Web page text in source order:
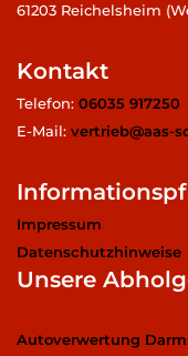
61203 Reichelsheim
Kontakt
Telefon: 06035 917250
E-Mail: vertrieb@aas-
Impressum
Datenschutzhinweise
Unsere
Autoverwertung